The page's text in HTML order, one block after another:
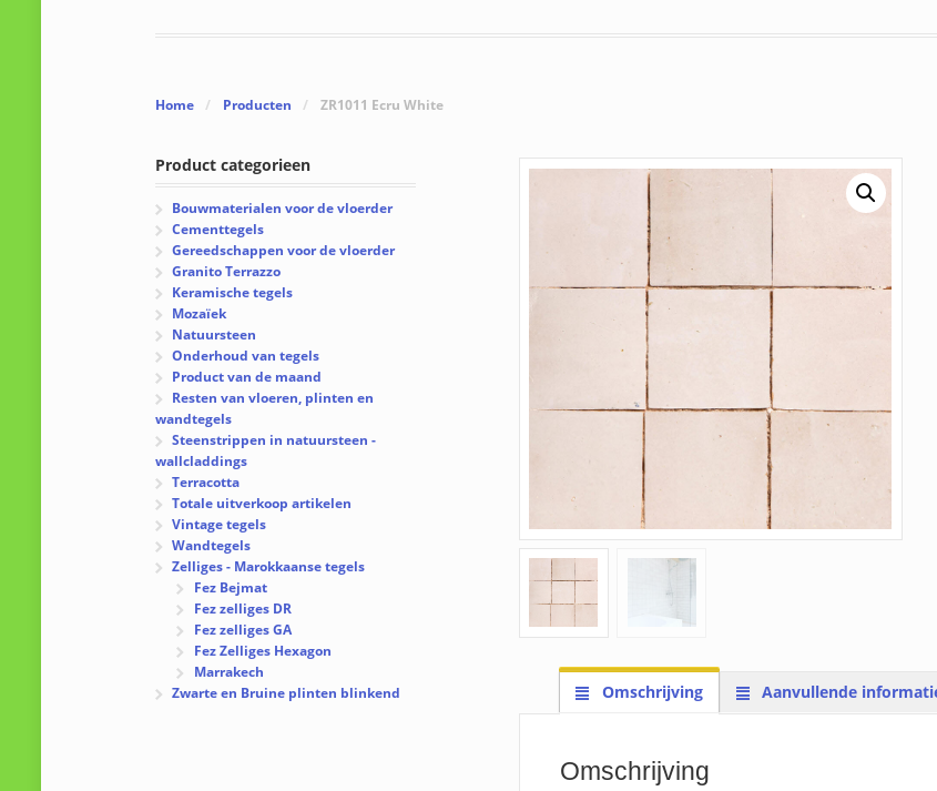
Home / Producten / ZR1011 Ecru White
Omschrijving Aanvullende
Omschrijving
Product categorieen
Bouwmaterialen voor de vloerder
Cementtegels
Gereedschappen voor de vloerder
Granito Terrazzo
Keramische tegels
Mozaïek
Natuursteen
Onderhoud van tegels
Product van de maand
Resten van vloeren, plinten en
wandtegels
Steenstrippen in natuursteen -
wallcladdings
Terracotta
Totale uitverkoop artikelen
Vintage tegels
Wandtegels
Zelliges - Marokkaanse tegels
Fez Bejmat
Fez zelliges DR
Fez zelliges GA
Fez Zelliges Hexagon
Marrakech
Zwarte en Bruine plinten blinkend